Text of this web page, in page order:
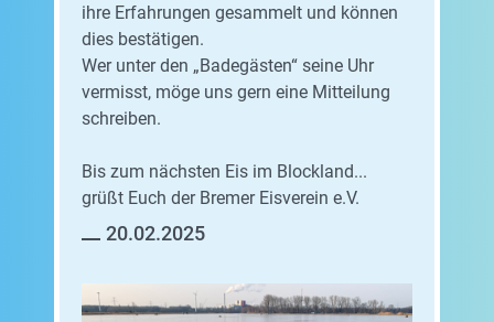
ihre Erfahrungen gesammelt und können
dies bestätigen.
Wer unter den „Badegästen“ seine Uhr
vermisst, möge uns gern eine Mitteilung
schreiben.
Bis zum nächsten Eis im Blockland...
grüßt Euch der Bremer Eisverein e.V.
20.02.2025